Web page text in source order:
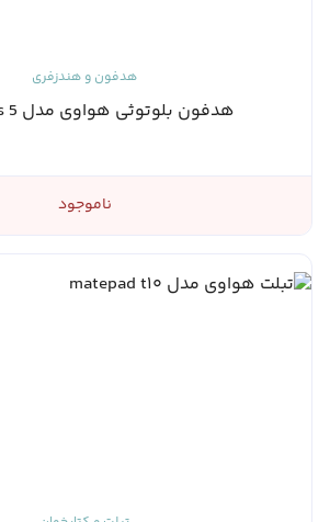
هدفون و هندزفری
هدفون بلوتوثی هواوی مدل Freebuds 5
ناموجود